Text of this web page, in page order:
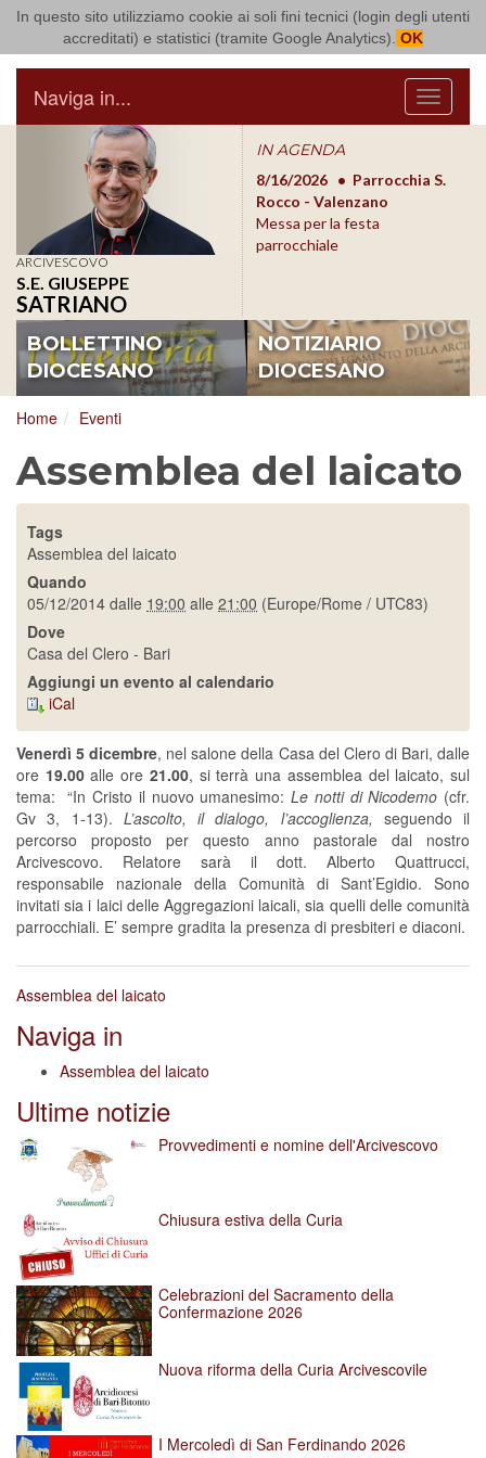
In questo sito utilizziamo cookie ai soli fini tecnici (login degli utenti
accreditati) e statistici (tramite Google Analytics). OK
Arcidiocesi di Bari Bitonto
Menu
Naviga in...
ARCIVESCOVO
S.E. GIUSEPPE
SATRIANO
IN AGENDA
8/17/2026
Conversano
Conferenza Episcopale
Pugliese
8/16/2026
Parrocchia S.
Rocco - Valenzano
Messa per la festa
parrocchiale
BOLLETTINO
DIOCESANO
NOTIZIARIO
DIOCESANO
Home Eventi
Assemblea del laicato
Tags
Assemblea del laicato
Quando
05/12/2014 dalle 19:00 alle 21:00 (Europe/Rome / UTC83)
Dove
Casa del Clero - Bari
Aggiungi un evento al calendario
iCal
Venerdì 5 dicembre, nel salone della Casa del Clero di Bari, dalle
ore 19.00alle ore 21.00, si terrà una assemblea del laicato, sul
tema: “In Cristo il nuovo umanesimo:Le notti di Nicodemo (cfr.
Gv 3, 1-13). L’ascolto, il dialogo, l’accoglienza, seguendo il
percorso proposto per questo anno pastorale dal nostro
Arcivescovo. Relatore sarà il dott. Alberto Quattrucci,
responsabile nazionale della Comunità di Sant’Egidio. Sono
invitati sia i laici delle Aggregazioni laicali, sia quelli delle comunità
parrocchiali. E’ sempre gradita la presenza di presbiteri e diaconi.
Assemblea del laicato
Naviga in
Assemblea del laicato
Ultime notizie
Provvedimenti e nomine dell'Arcivescovo
Chiusura estiva della Curia
Celebrazioni del Sacramento della
Confermazione 2026
Nuova riforma della Curia Arcivescovile
I Mercoledì di San Ferdinando 2026